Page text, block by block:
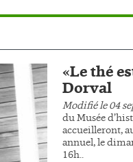
«Le thé
Dorval
Modifié le 04
du Musée
accueilleront,
annuel, le
16h..